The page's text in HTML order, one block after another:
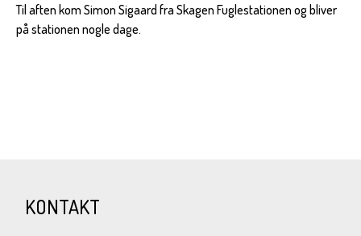
Til aften kom Simon Sigaard fra Skagen Fuglestationen og bliver
på stationen nogle dage.
KONTAKT